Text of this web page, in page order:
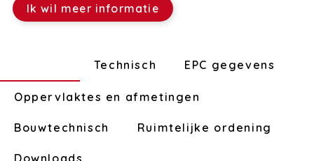
Ik wil meer informatie
Technisch EPC gegevens
Oppervlaktes en afmetingen
Bouwtechnisch Ruimtelijke ordening
Downloads